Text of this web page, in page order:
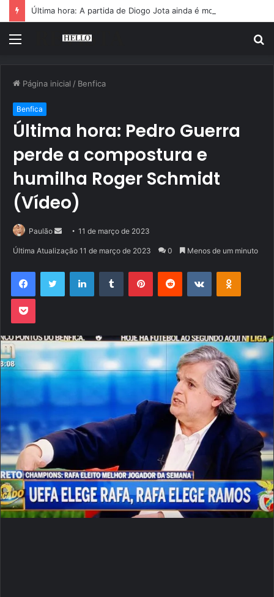
Menu
Página inicial / Benfica
Benfica
Última hora: Pedro Guerra
perde a compostura e
humilha Roger Schmidt
(Vídeo)
Paulão
Mande
mail
11 de março de 2023
Última Atualização 11 de março de 2023 0 Menos de um minuto
FacebookTwitter LinkedinTumblr PinterestReddit VK OK
Pocket